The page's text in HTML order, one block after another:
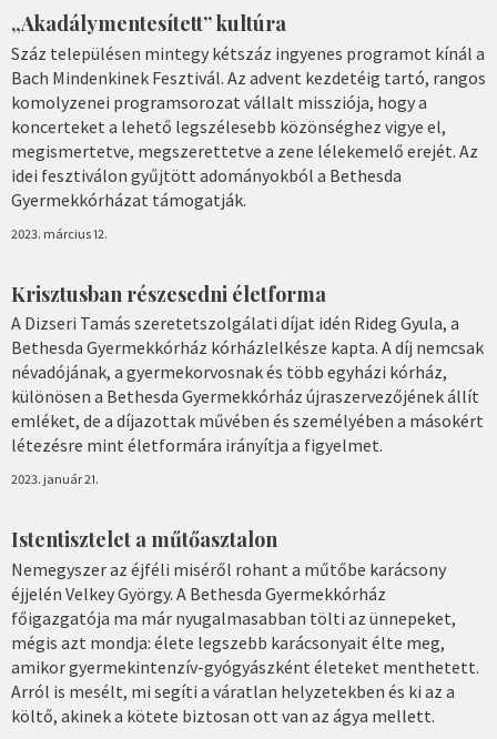
„Akadálymentesített” kultúra
Száz településen mintegy kétszáz ingyenes programot kínál a
Bach Mindenkinek Fesztivál. Az advent kezdetéig tartó, rangos
komolyzenei programsorozat vállalt missziója, hogy a
koncerteket a lehető legszélesebb közönséghez vigye el,
megismertetve, megszerettetve a zene lélekemelő erejét. Az
idei fesztiválon gyűjtött adományokból a Bethesda
Gyermekkórházat támogatják.
2023. március 12.
Krisztusban részesedni életforma
A Dizseri Tamás szeretetszolgálati díjat idén Rideg Gyula, a
Bethesda Gyermekkórház kórházlelkésze kapta. A díj nemcsak
névadójának, a gyermekorvosnak és több egyházi kórház,
különösen a Bethesda Gyermekkórház újraszervezőjének állít
emléket, de a díjazottak művében és személyében a másokért
létezésre mint életformára irányítja a figyelmet.
2023. január 21.
Istentisztelet a műtőasztalon
Nemegyszer az éjféli miséről rohant a műtőbe karácsony
éjjelén Velkey György. A Bethesda Gyermekkórház
főigazgatója ma már nyugalmasabban tölti az ünnepeket,
mégis azt mondja: élete legszebb karácsonyait élte meg,
amikor gyermekintenzív-gyógyászként életeket menthetett.
Arról is mesélt, mi segíti a váratlan helyzetekben és ki az a
költő, akinek a kötete biztosan ott van az ágya mellett.